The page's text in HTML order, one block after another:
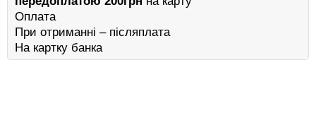
Оплата
При отриманні – післяплата
На картку банка